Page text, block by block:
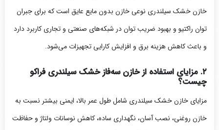
خازن خشک سیلندری نوعی خازن بدون مایع عایق است که برای جبران
توان راکتیو و بهبود ضریب توان در شبکه‌های صنعتی و تجاری کاربرد دارد
و باعث کاهش هزینه برق و افزایش کارایی تجهیزات می‌شود.
۲. مزایای استفاده از خازن سه‌فاز خشک سیلندری فراکو
چیست؟
مزایای خازن خشک سیلندری شامل طول عمر بالا، ایمنی بیشتر نسبت به
خازن روغنی، نصب آسان، نگهداری ساده، کاهش نوسانات ولتاژ و حفاظت